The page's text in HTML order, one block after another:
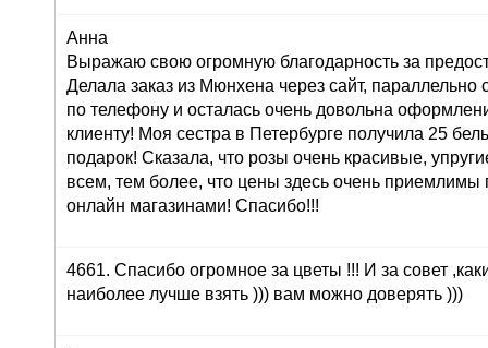
Анна
Выражаю свою огромную благодарность за
Делала заказ из Мюнхена через сайт, параллельно
по телефону и осталась очень довольна
клиенту! Моя сестра в Петербурге получила 25
подарок! Сказала, что розы очень красивые,
всем, тем более, что цены здесь очень приемлимы
онлайн магазинами! Спасибо!!!
4661. Спасибо огромное за цветы !!! И за совет
наиболее лучше взять ))) вам можно доверять )))